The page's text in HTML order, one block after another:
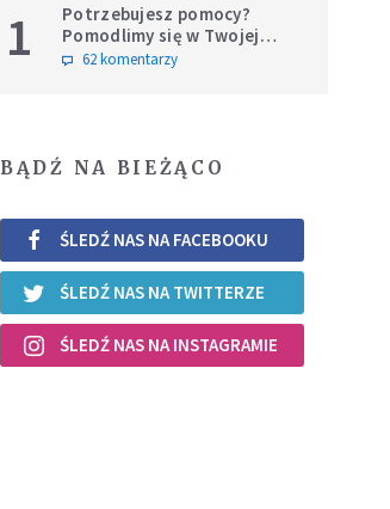
1
Potrzebujesz pomocy?
Pomodlimy się w Twojej
intencji
62 komentarzy
BĄDŹ NA BIEŻĄCO
ŚLEDŹ NAS NA FACEBOOKU
ŚLEDŹ NAS NA TWITTERZE
ŚLEDŹ NAS NA INSTAGRAMIE